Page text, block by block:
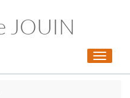
JOUIN
Toggle